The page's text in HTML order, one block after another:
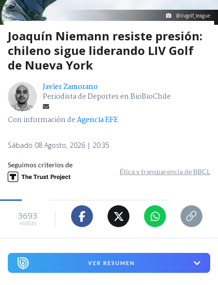
@livgolf_league
Joaquín Niemann resiste presión:
chileno sigue liderando LIV Golf
de Nueva York
Javier Zamorano
Periodista de Deportes en BioBioChile
Con información deAgencia EFE
Sábado 08 Agosto, 2026 | 20:35
Seguimos criterios de
Ética y transparencia de BBCL
3693
visitas
VER RESUMEN